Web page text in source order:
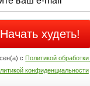
поддержки
421-77-27